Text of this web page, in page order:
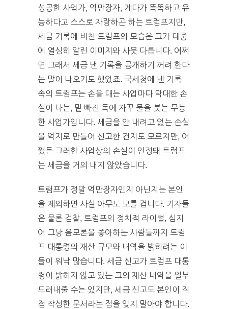
성공한 사업가, 억만장자, 게다가 똑똑하고 유
능하다고 스스로 자랑하곤 하는 트럼프지만,
세금 기록에 비친 트럼프의 모습은 그가 대중
에 열심히 알린 이미지와 사뭇 다릅니다. 어쩌
면 그래서 세금 낸 기록을 공개하기 꺼려 한다
는 말이 나오기도 했었죠. 국세청에 낸 기록
속의 트럼프는 손을 대는 사업마다 막대한 손
실이 나는, 밑 빠진 독에 자꾸 물을 붓는 무능
한 사업가입니다. 세금을 안 내려고 없는 손실
을 억지로 만들어 신고한 건지도 모르지만, 어
쨌든 그러한 사업상의 손실이 인정돼 트럼프
는 세금을 거의 내지 않았습니다.
트럼프가 정말 억만장자인지 아닌지는 본인
을 제외하면 사실 아무도 모를 겁니다. 기자들
은 물론 검찰, 트럼프의 정치적 라이벌, 심지
어 그냥 음모론을 좋아하는 사람들까지 트럼
프 대통령의 재산 규모와 내역을 밝히려는 이
들이 워낙 많습니다. 세금 신고가 트럼프 대통
령이 밝히지 않고 있는 그의 재산 내역을 일부
드러내줄 수는 있지만, 세금 신고도 본인이 직
접 작성한 문서라는 점을 잊지 말아야 합니다.